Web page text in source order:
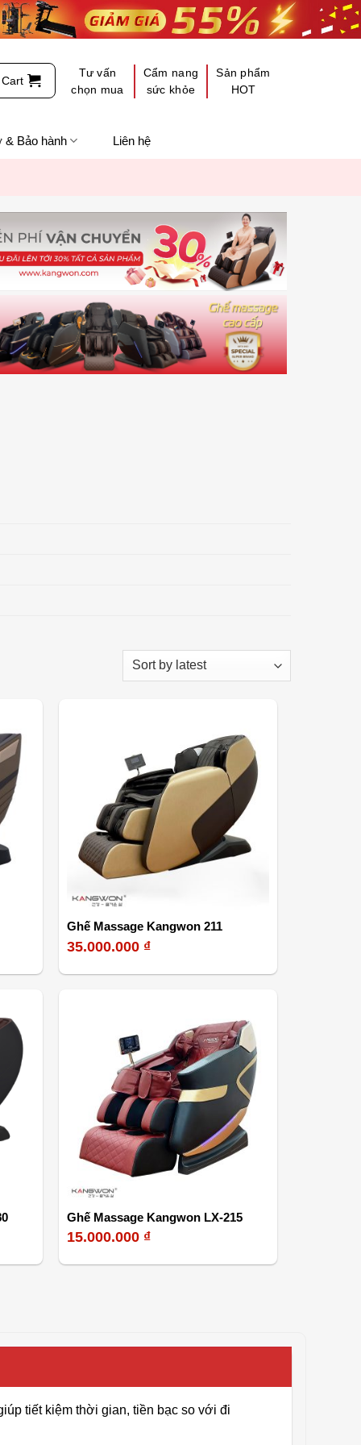
Cart
Tư vấn
chọn mua
Cẩm nang
sức khỏe
Sản phẩm
HOT
& Bảo hành Liên hệ
Ghế Massage Kangwon 211
35.000.000 ₫
Ghế Massage Kangwon LX-215
15.000.000 ₫
tiết kiệm thời gian, tiền bạc so với đi